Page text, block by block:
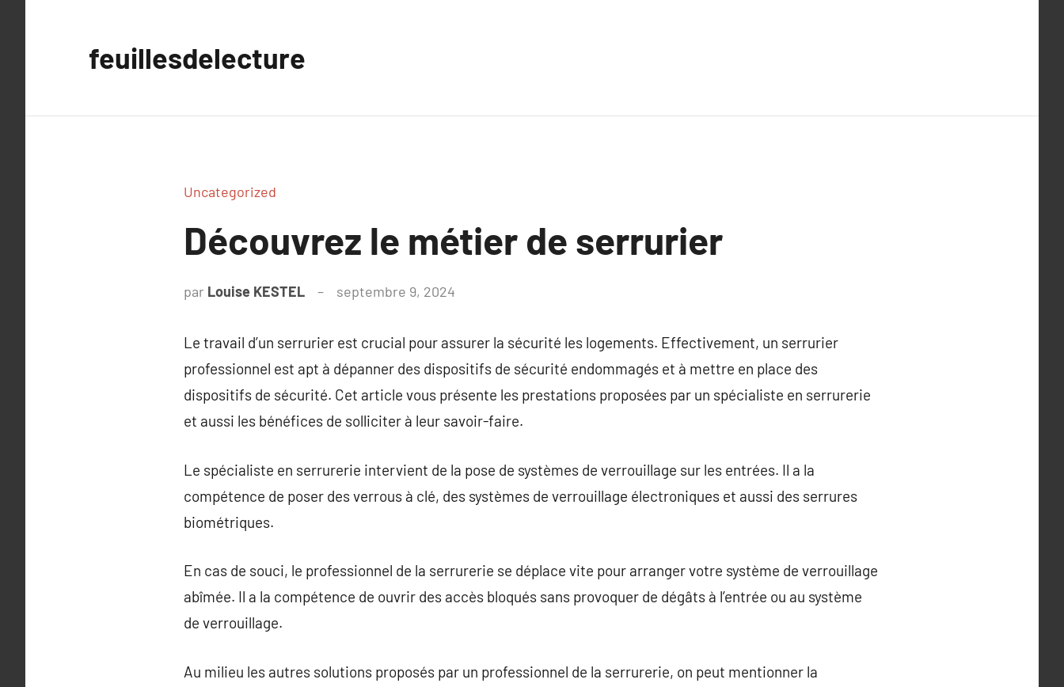
feuillesdelecture
Uncategorized
Découvrez le métier de serrurier
par Louise KESTEL septembre 9, 2024
Le travail d’un serrurier est crucial pour assurer la sécurité les logements. Effectivement, un serrurier
professionnel est apt à dépanner des dispositifs de sécurité endommagés et à mettre en place des
dispositifs de sécurité. Cet article vous présente les prestations proposées par un spécialiste en serrurerie
et aussi les bénéfices de solliciter à leur savoir-faire.
Le spécialiste en serrurerie intervient de la pose de systèmes de verrouillage sur les entrées. Il a la
compétence de poser des verrous à clé, des systèmes de verrouillage électroniques et aussi des serrures
biométriques.
En cas de souci, le professionnel de la serrurerie se déplace vite pour arranger votre système de verrouillage
abîmée. Il a la compétence de ouvrir des accès bloqués sans provoquer de dégâts à l’entrée ou au système
de verrouillage.
Au milieu les autres solutions proposés par un professionnel de la serrurerie, on peut mentionner la